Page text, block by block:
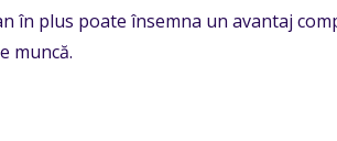
în plus poate însemna un avantaj
muncă.